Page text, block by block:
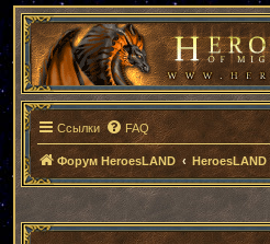
Ссылки FAQ
Форум HeroesLAND HeroesLAND